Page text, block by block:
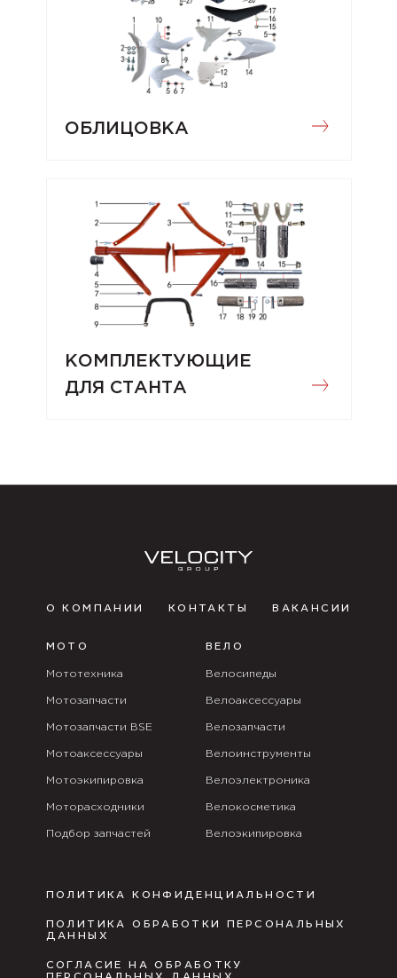
ОБЛИЦОВКА
КОМПЛЕКТУЮЩИЕ
ДЛЯ СТАНТА
О КОМПАНИИ КОНТАКТЫ ВАКАНСИИ
МОТО
Мототехника
Мотозапчасти
Мотозапчасти BSE
Мотоаксессуары
Мотоэкипировка
Моторасходники
Подбор запчастей
ВЕЛО
Велосипеды
Велоаксессуары
Велозапчасти
Велоинструменты
Велоэлектроника
Велокосметика
Велоэкипировка
ПОЛИТИКА КОНФИДЕНЦИАЛЬНОСТИ
ПОЛИТИКА ОБРАБОТКИ ПЕРСОНАЛЬНЫХ
ДАННЫХ
СОГЛАСИЕ НА ОБРАБОТКУ